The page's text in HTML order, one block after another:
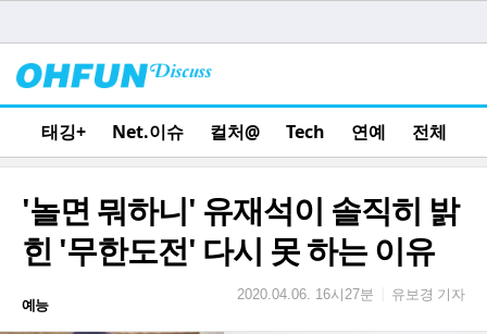
태깅+ Net.이슈 컬처@ Tech 연예 전체
'놀면 뭐하니' 유재석이 솔직히 밝
힌 '무한도전' 다시 못 하는 이유
예능
2020.04.06. 16시27분 유보경 기자